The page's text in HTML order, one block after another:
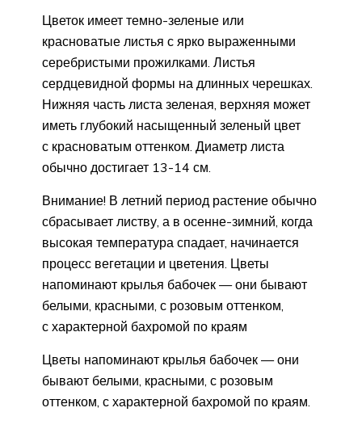
Цветок имеет темно-зеленые или
красноватые листья с ярко выраженными
серебристыми прожилками. Листья
сердцевидной формы на длинных черешках.
Нижняя часть листа зеленая, верхняя может
иметь глубокий насыщенный зеленый цвет
с красноватым оттенком. Диаметр листа
обычно достигает 13-14 см.
Внимание! В летний период растение обычно
сбрасывает листву, а в осенне-зимний, когда
высокая температура спадает, начинается
процесс вегетации и цветения. Цветы
напоминают крылья бабочек — они бывают
белыми, красными, с розовым оттенком,
с характерной бахромой по краям
Цветы напоминают крылья бабочек — они
бывают белыми, красными, с розовым
оттенком, с характерной бахромой по краям.